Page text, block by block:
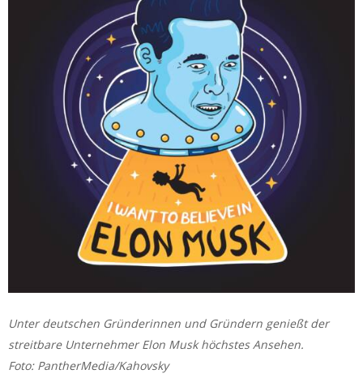
Unter deutschen Gründerinnen und Gründern genießt der
streitbare Unternehmer Elon Musk höchstes Ansehen.
Foto: PantherMedia/Kahovsky